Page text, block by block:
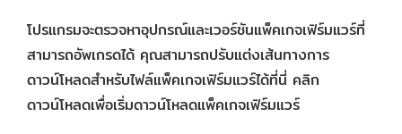
โปรแกรมจะตรวจหาอุปกรณ์และเวอร์ชันแพ็คเกจเฟิร์มแวร์ที่
สามารถอัพเกรดได้ คุณสามารถปรับแต่งเส้นทางการ
ดาวน์โหลดสำหรับไฟล์แพ็คเกจเฟิร์มแวร์ได้ที่นี่ คลิก
ดาวน์โหลดเพื่อเริ่มดาวน์โหลดแพ็คเกจเฟิร์มแวร์